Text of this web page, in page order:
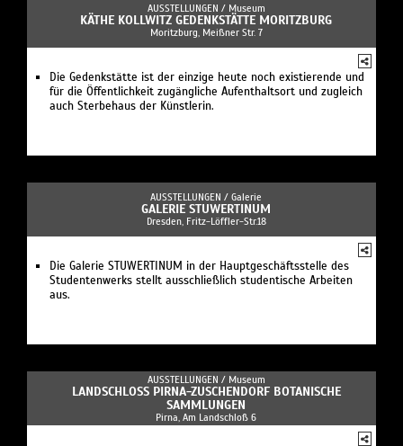
AUSSTELLUNGEN / Museum
KÄTHE KOLLWITZ GEDENKSTÄTTE MORITZBURG
Moritzburg, Meißner Str. 7
Die Gedenkstätte ist der einzige heute noch existierende und
für die Öffentlichkeit zugängliche Aufenthaltsort und zugleich
auch Sterbehaus der Künstlerin.
AUSSTELLUNGEN / Galerie
GALERIE STUWERTINUM
Dresden, Fritz-Löffler-Str.18
Die Galerie STUWERTINUM in der Hauptgeschäftsstelle des
Studentenwerks stellt ausschließlich studentische Arbeiten
aus.
AUSSTELLUNGEN / Museum
LANDSCHLOSS PIRNA-ZUSCHENDORF BOTANISCHE S
AMMLUNGEN
Pirna, Am Landschloß 6